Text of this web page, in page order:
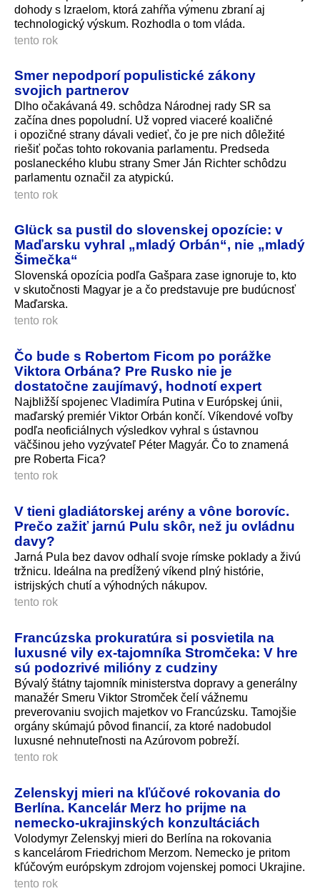
dohody s Izraelom, ktorá zahŕňa výmenu zbraní aj
technologický výskum. Rozhodla o tom vláda.
tento rok
Smer nepodporí populistické zákony
svojich partnerov
Dlho očakávaná 49. schôdza Národnej rady SR sa
začína dnes popoludní. Už vopred viaceré koaličné
i opozičné strany dávali vedieť, čo je pre nich dôležité
riešiť počas tohto rokovania parlamentu. Predseda
poslaneckého klubu strany Smer Ján Richter schôdzu
parlamentu označil za atypickú.
tento rok
Glück sa pustil do slovenskej opozície: v
Maďarsku vyhral „mladý Orbán“, nie „mladý
Šimečka“
Slovenská opozícia podľa Gašpara zase ignoruje to, kto
v skutočnosti Magyar je a čo predstavuje pre budúcnosť
Maďarska.
tento rok
Čo bude s Robertom Ficom po porážke
Viktora Orbána? Pre Rusko nie je
dostatočne zaujímavý, hodnotí expert
Najbližší spojenec Vladimíra Putina v Európskej únii,
maďarský premiér Viktor Orbán končí. Víkendové voľby
podľa neoficiálnych výsledkov vyhral s ústavnou
väčšinou jeho vyzývateľ Péter Magyár. Čo to znamená
pre Roberta Fica?
tento rok
V tieni gladiátorskej arény a vône borovíc.
Prečo zažiť jarnú Pulu skôr, než ju ovládnu
davy?
Jarná Pula bez davov odhalí svoje rímske poklady a živú
tržnicu. Ideálna na predĺžený víkend plný histórie,
istrijských chutí a výhodných nákupov.
tento rok
Francúzska prokuratúra si posvietila na
luxusné vily ex-tajomníka Stromčeka: V hre
sú podozrivé milióny z cudziny
Bývalý štátny tajomník ministerstva dopravy a generálny
manažér Smeru Viktor Stromček čelí vážnemu
preverovaniu svojich majetkov vo Francúzsku. Tamojšie
orgány skúmajú pôvod financií, za ktoré nadobudol
luxusné nehnuteľnosti na Azúrovom pobreží.
tento rok
Zelenskyj mieri na kľúčové rokovania do
Berlína. Kancelár Merz ho prijme na
nemecko‑ukrajinských konzultáciách
Volodymyr Zelenskyj mieri do Berlína na rokovania
s kancelárom Friedrichom Merzom. Nemecko je pritom
kľúčovým európskym zdrojom vojenskej pomoci Ukrajine.
tento rok